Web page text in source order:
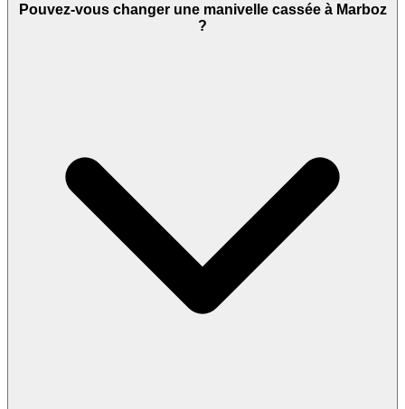
Pouvez-vous changer une manivelle cassée à Marboz
?